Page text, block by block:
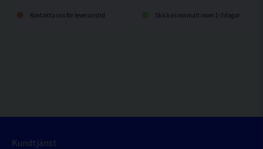
Kontakta oss för leveranstid Skickas normalt inom 1-3 dagar
Kundtjänst